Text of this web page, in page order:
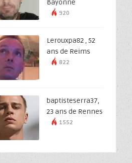
Bayonne
920
Lerouxpa82 , 52
ans de Reims
822
baptisteserra37,
23 ans de Rennes
1552